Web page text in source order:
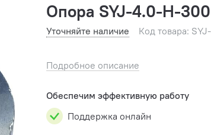
Опора SYJ-4.0-H-
Уточняйте наличие Код товара:
Подробное описание
Обеспечим эффективную работу
Поддержка онлайн